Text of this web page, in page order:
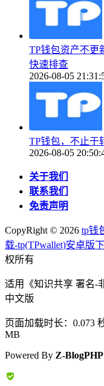
TP钱包资产不更
快速排查
2026-08-05
TP钱包，不止于
2026-08-05
关于我们
联系我们
免责声明
CopyRight © 2026 tp钱
载-tp(TPwallet)安卓版
权所有
适用《知识共享 署名-
中文版
页面加载时长：0.073
MB
Powered By Z-BlogPHP